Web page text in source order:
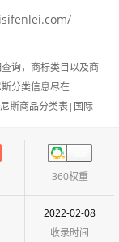
询，商标类目以及商
分类信息尽在
斯商品分类表|国际
尼斯外交会议上正式
、
360权重
2022-02-08
收录时间